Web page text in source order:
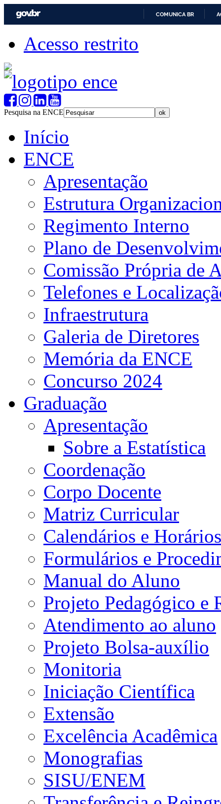
COMUNICA BR
Acesso restrito
Pesquisa na ENCE
Início
ENCE
Apresentação
Estrutura
Regimento Interno
Plano de
Comissão Própria de
Telefones e
Infraestrutura
Galeria de Diretores
Memória da ENCE
Concurso 2024
Graduação
Apresentação
Sobre a Estatística
Coordenação
Corpo Docente
Matriz Curricular
Calendários e Horários
Formulários e
Manual do Aluno
Projeto Pedagógico e
Atendimento ao aluno
Projeto Bolsa-auxílio
Monitoria
Iniciação Científica
Extensão
Excelência Acadêmica
Monografias
SISU/ENEM